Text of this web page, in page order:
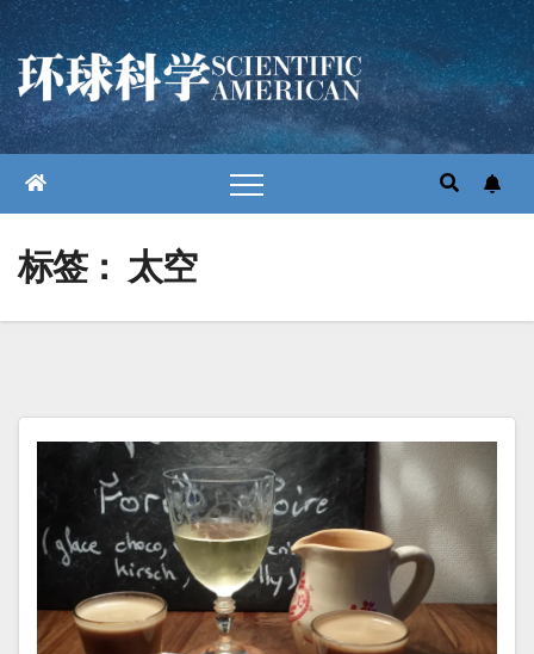
跳
至
内
容
标签： 太空